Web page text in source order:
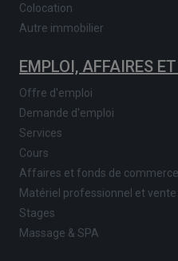
Colocation
Autre immobilier
EMPLOI, AFFAIRES
Offre d'emploi
Demande d'emploi
Services
Cours
Affaires et fonds de commerce
Matériel professionnel et vente
Stages
Massage & SPA